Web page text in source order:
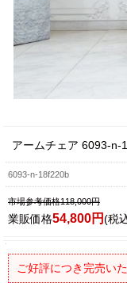
アームチェア 6093-n-
6093-n-18f220b
市場参考価格118,000円
業販価格54,800円(税
ご好評につき完売い